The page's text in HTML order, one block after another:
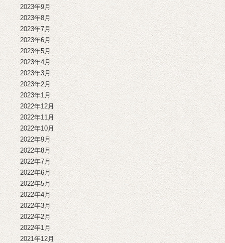
2023年9月
2023年8月
2023年7月
2023年6月
2023年5月
2023年4月
2023年3月
2023年2月
2023年1月
2022年12月
2022年11月
2022年10月
2022年9月
2022年8月
2022年7月
2022年6月
2022年5月
2022年4月
2022年3月
2022年2月
2022年1月
2021年12月